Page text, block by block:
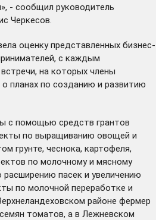
- сообщил руководитель
Черкесов.
оценку представленных бизнес-
с каждым
на которых члены
планах по созданию и развитию
с помощью средств грантов
по выращиванию овощей и
грунте, чеснока, картофеля,
по молочному и мясному
пасек и увеличению
по молочной переработке и
районе фермер
томатов, а в Лежневском